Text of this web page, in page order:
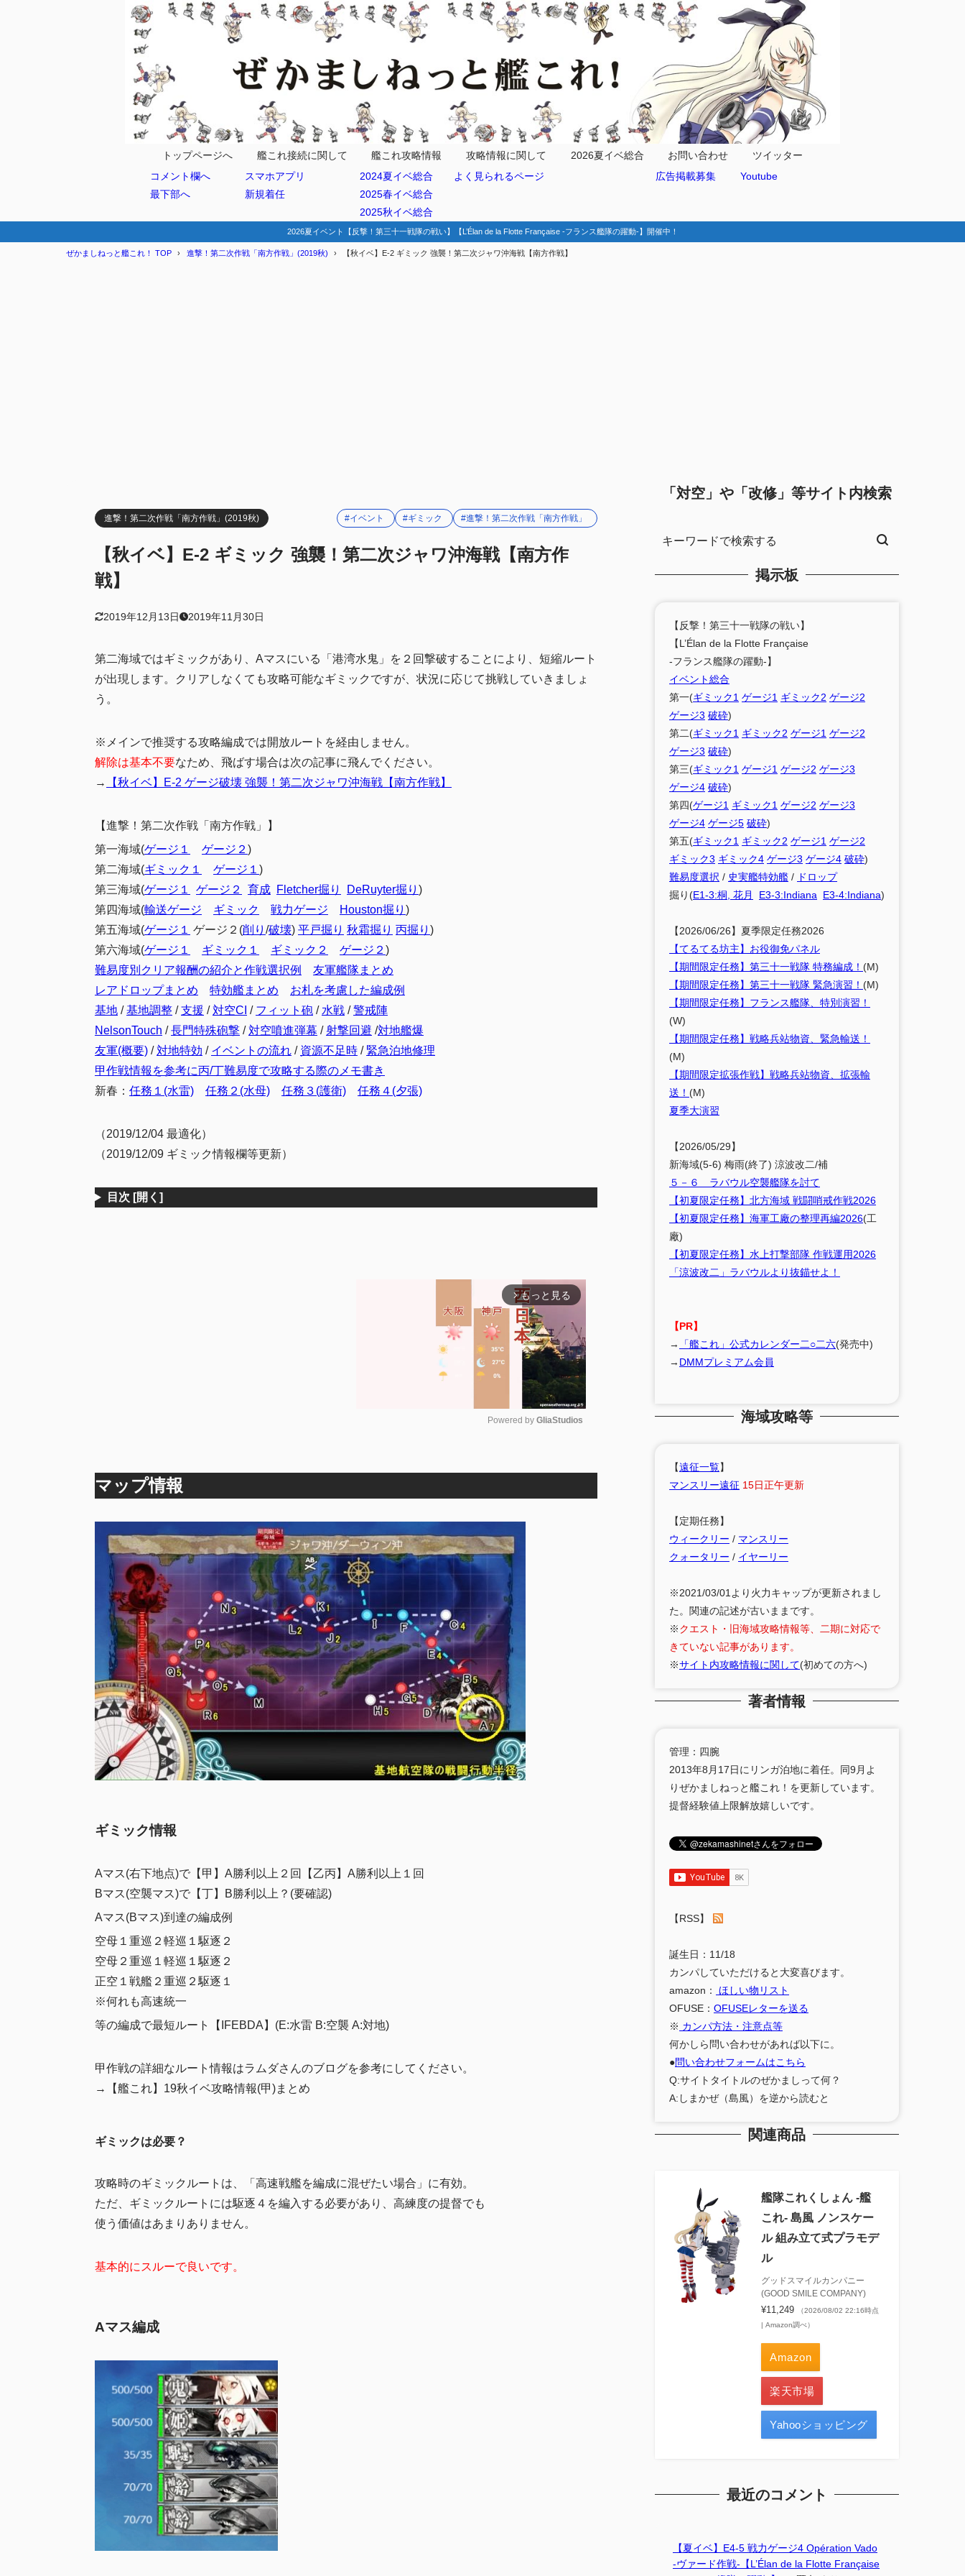
トップページへ
コメント欄へ
最下部へ
艦これ接続に関して
スマホアプリ
新規着任
艦これ攻略情報
2024夏イベ総合
2025春イベ総合
2025秋イベ総合
攻略情報に関して
よく見られるページ
2026夏イベ総合
お問い合わせ
広告掲載募集
ツイッター
Youtube
2026夏イベント【反撃！第三十一戦隊の戦い】【L’Élan de la Flotte Française -フランス艦隊の躍動-】開催中！
ぜかましねっと艦これ！ TOP 進撃！第二次作戦「南方作戦」(2019秋) 【秋イベ】E-2 ギミック 強襲！第二次ジャワ沖海戦【南方作戦】
進撃！第二次作戦「南方作戦」(2019秋) #イベント #ギミック #進撃！第二次作戦「南方作戦」
【秋イベ】E-2 ギミック 強襲！第二次ジャワ沖海戦【南方作
戦】
2019年12月13日 2019年11月30日
第二海域ではギミックがあり、Aマスにいる「港湾水鬼」を２回撃破することにより、短縮ルート
が出現します。クリアしなくても攻略可能なギミックですが、状況に応じて挑戦していきましょ
う。
※メインで推奨する攻略編成では開放ルートを経由しません。
解除は基本不要なため、飛ばす場合は次の記事に飛んでください。
→
【秋イベ】E-2 ゲージ破壊 強襲！第二次ジャワ沖海戦【南方作戦】
【進撃！第二次作戦「南方作戦」】
第一海域(ゲージ１ ゲージ２ )
第二海域(ギミック１ ゲージ１ )
第三海域(ゲージ１ ゲージ２ 育成 Fletcher掘り DeRuyter掘り )
第四海域(輸送ゲージ ギミック 戦力ゲージ Houston掘り )
第五海域(ゲージ１ ゲージ２(削り /破壊) 平戸掘り 秋霜掘り 丙掘り )
第六海域(ゲージ１ ギミック１ ギミック２ ゲージ２ )
難易度別クリア報酬の紹介と作戦選択例
友軍艦隊まとめ
レアドロップまとめ
特効艦まとめ
お札を考慮した編成例
基地 /基地調整 /支援 /対空CI / フィット砲 / 水戦 /警戒陣
NelsonTouch /長門特殊砲撃 /対空噴進弾幕 /射撃回避 /対地艦爆
友軍(概要) /対地特効 / イベントの流れ / 資源不足時 / 緊急泊地修理
甲作戦情報を参考に丙/丁難易度で攻略する際のメモ書き
新春： 任務１(水雷) 任務２(水母) 任務３(護衛) 任務４(夕張)
（2019/12/04 最適化）
（2019/12/09 ギミック情報欄等更新）
目次 [開く]
arrow_forward_ios もっと見る
t
Powered by GliaStudios
マップ情報
ギミック情報
Aマス(右下地点)で【甲】A勝利以上２回【乙丙】A勝利以上１回
Bマス(空襲マス)で【丁】B勝利以上？(要確認)
Aマス(Bマス)到達の編成例
空母１重巡２軽巡１駆逐２
空母２重巡１軽巡１駆逐２
正空１戦艦２重巡２駆逐１
※何れも高速統一
等の編成で最短ルート【IFEBDA】(E:水雷 B:空襲 A:対地)
甲作戦の詳細なルート情報はラムダさんのブログを参考にしてください。
→【艦これ】19秋イベ攻略情報(甲)まとめ
ギミックは必要？
攻略時のギミックルートは、「高速戦艦を編成に混ぜたい場合」に有効。
ただ、ギミックルートには駆逐４を編入する必要があり、高練度の提督でも
使う価値はあまりありません。
基本的にスルーで良いです。
Aマス編成
「対空」や「改修」等サイト内検索
掲示板
【反撃！第三十一戦隊の戦い】
【L’Élan de la Flotte Française
-フランス艦隊の躍動-】
イベント総合
第一(ギミック1 ゲージ1 ギミック2 ゲージ2
ゲージ3 破砕)
第二(ギミック1 ギミック2 ゲージ1 ゲージ2
ゲージ3 破砕)
第三(ギミック1 ゲージ1 ゲージ2 ゲージ3
ゲージ4 破砕)
第四(ゲージ1 ギミック1 ゲージ2 ゲージ3
ゲージ4 ゲージ5 破砕)
第五(ギミック1 ギミック2 ゲージ1 ゲージ2
ギミック3 ギミック4 ゲージ3 ゲージ4 破砕)
難易度選択 / 史実艦特効艦 / ドロップ
掘り(E1-3:桐, 花月 E3-3:Indiana E3-4:Indiana)
【2026/06/26】夏季限定任務2026
【てるてる坊主】お役御免パネル
【期間限定任務】第三十一戦隊 特務編成！ (M)
【期間限定任務】第三十一戦隊 緊急演習！ (M)
【期間限定任務】フランス艦隊、特別演習！
(W)
【期間限定任務】戦略兵站物資、緊急輸送！
(M)
【期間限定拡張作戦】戦略兵站物資、拡張輸
送！ (M)
夏季大演習
【2026/05/29】
新海域(5-6) 梅雨(終了) 涼波改二/補
５－６ ラバウル空襲艦隊を討て
【初夏限定任務】北方海域 戦闘哨戒作戦2026
【初夏限定任務】海軍工廠の整理再編2026(工
廠)
【初夏限定任務】水上打撃部隊 作戦運用2026
「涼波改二」ラバウルより抜錨せよ！
【PR】
→
「艦これ」公式カレンダー二○二六(発売中)
→ DMMプレミアム会員
海域攻略等
【遠征一覧】
マンスリー遠征 15日正午更新
【定期任務】
ウィークリー / マンスリー
クォータリー / イヤーリー
※2021/03/01より火力キャップが更新されまし
た。関連の記述が古いままです。
※クエスト・旧海域攻略情報等、二期に対応で
きていない記事があります。
※サイト内攻略情報に関して(初めての方へ)
著者情報
管理：四腕
2013年8月17日にリンガ泊地に着任。同9月よ
りぜかましねっと艦これ！を更新しています。
提督経験値上限解放嬉しいです。
【RSS】
誕生日：11/18
カンパしていただけると大変喜びます。
amazon：
ほしい物リスト
OFUSE： OFUSEレターを送る
※ カンパ方法・注意点等
何かしら問い合わせがあれば以下に。
●問い合わせフォームはこちら
Q:サイトタイトルのぜかましって何？
A:しまかぜ（島風）を逆から読むと
関連商品
艦隊これくしょん ‐艦
これ‐ 島風 ノンスケー
ル 組み立て式プラモデ
ル
グッドスマイルカンパニー
(GOOD SMILE COMPANY)
¥11,249
（2026/08/02 22:16時点
| Amazon調べ）
Amazon
楽天市場
Yahooショッピング
最近のコメント
【夏イベ】E4-5 戦力ゲージ4 Opération Vado
-ヴァード作戦-【L’Élan de la Flotte Française
マップ情報
1.1 ギミック情報
1.1.1 ギミックは必要？
1.2 Aマス編成
基地航空隊
3 まとめ